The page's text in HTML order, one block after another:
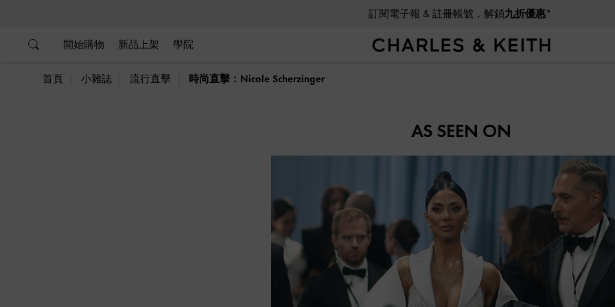
訂閱電子報 & 註冊帳號，解鎖九折優惠*
開始購物 新品上架 學院
首頁 小雜誌 流行直擊 時尚直擊：Nicole Scherzinger
AS SEEN ON